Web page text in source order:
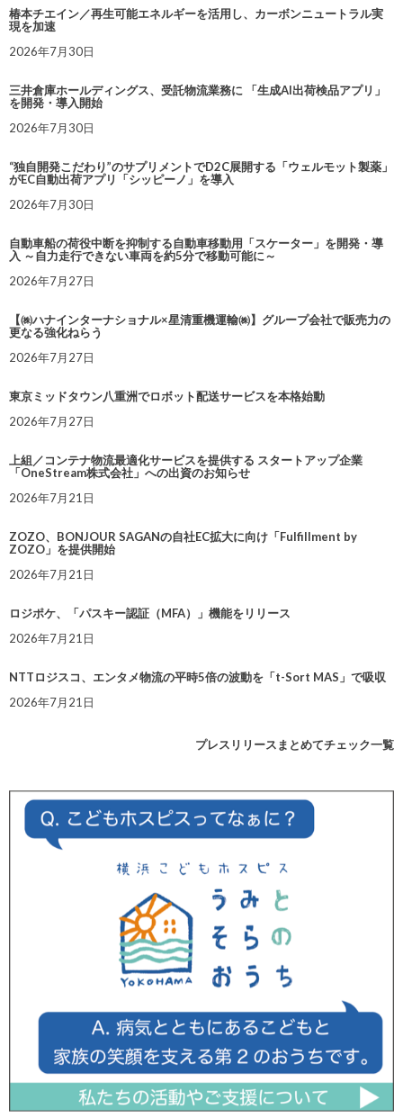
椿本チエイン／再生可能エネルギーを活用し、カーボンニュートラル実
現を加速
2026年7月30日
三井倉庫ホールディングス、受託物流業務に 「生成AI出荷検品アプリ」
を開発・導入開始
2026年7月30日
“独自開発こだわり”のサプリメントでD2C展開する「ウェルモット製薬」
がEC自動出荷アプリ「シッピーノ」を導入
2026年7月30日
自動車船の荷役中断を抑制する自動車移動用「スケーター」を開発・導
入 ～自力走行できない車両を約5分で移動可能に～
2026年7月27日
【㈱ハナインターナショナル×星清重機運輸㈱】グループ会社で販売力の
更なる強化ねらう
2026年7月27日
東京ミッドタウン八重洲でロボット配送サービスを本格始動
2026年7月27日
上組／コンテナ物流最適化サービスを提供する スタートアップ企業
「OneStream株式会社」への出資のお知らせ
2026年7月21日
ZOZO、BONJOUR SAGANの自社EC拡大に向け「Fulfillment by
ZOZO」を提供開始
2026年7月21日
ロジポケ、「パスキー認証（MFA）」機能をリリース
2026年7月21日
NTTロジスコ、エンタメ物流の平時5倍の波動を「t-Sort MAS」で吸収
2026年7月21日
プレスリリースまとめてチェック一覧